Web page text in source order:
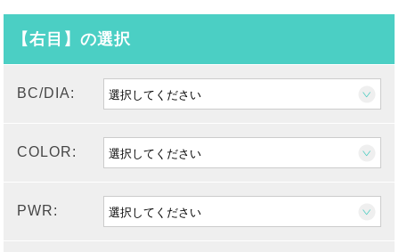
【右目】の選択
BC/DIA:
COLOR:
PWR: